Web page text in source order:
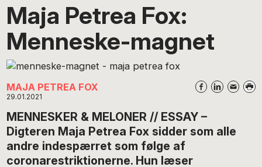
Maja Petrea Fox:
Menneske-magnet
MAJA PETREA FOX
29.01.2021
MENNESKER & MELONER // ESSAY –
Digteren Maja Petrea Fox sidder som alle
andre indespærret som følge af
coronarestriktionerne. Hun læser